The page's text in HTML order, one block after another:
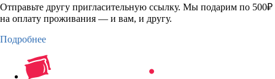
Отправьте другу пригласительную ссылку. Мы подарим по 500₽
на оплату проживания — и вам, и другу.
Подробнее